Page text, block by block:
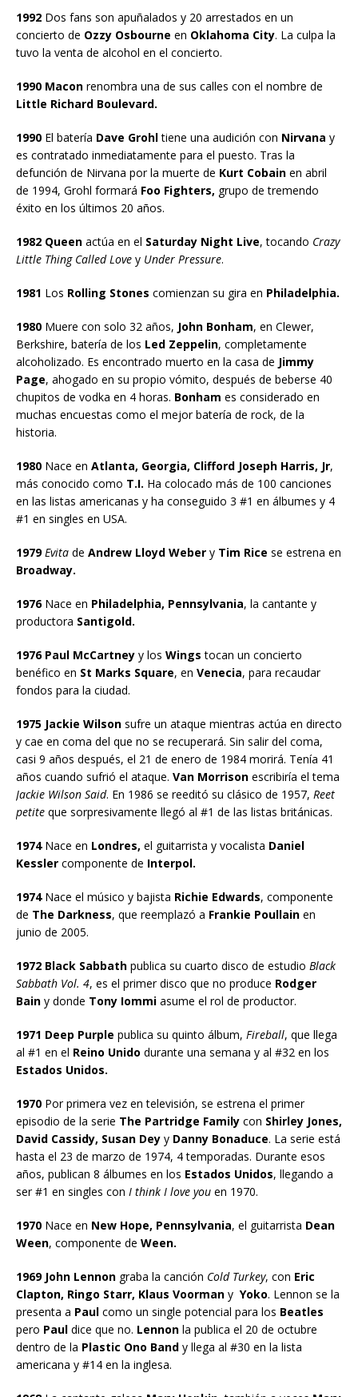
1992 Dos fans son apuñalados y 20 arrestados en un
concierto de Ozzy Osbourne en Oklahoma City. La culpa la
tuvo la venta de alcohol en el concierto.
1990 Macon renombra una de sus calles con el nombre de
Little Richard Boulevard.
1990 El batería Dave Grohltiene una audición con Nirvana y
es contratado inmediatamente para el puesto. Tras la
defunción de Nirvana por la muerte de Kurt Cobain en abril
de 1994, Grohl formará Foo Fighters, grupo de tremendo
éxito en los últimos 20 años.
1982 Queen actúa en el Saturday Night Live, tocando Crazy
Little Thing Called Love y Under Pressure.
1981 Los Rolling Stones comienzan su gira en Philadelphia.
1980 Muere con solo 32 años, John Bonham, en Clewer,
Berkshire, batería de los Led Zeppelin, completamente
alcoholizado. Es encontrado muerto en la casa de Jimmy
Page, ahogado en su propio vómito, después de beberse 40
chupitos de vodka en 4 horas. Bonham es considerado en
muchas encuestas como el mejor batería de rock, de la
historia.
1980 Nace en Atlanta, Georgia, Clifford Joseph Harris, Jr,
más conocido como T.I. Ha colocado más de 100 canciones
en las listas americanas y ha conseguido 3 #1 en álbumes y 4
#1 en singles en USA.
1979Evita de Andrew Lloyd Weber y Tim Rice se estrena en
Broadway.
1976Nace en Philadelphia, Pennsylvania, la cantante y
productora Santigold.
1976 Paul McCartney y los Wings tocan un concierto
benéfico en St Marks Square, en Venecia, para recaudar
fondos para la ciudad.
1975 Jackie Wilson sufre un ataque mientras actúa en directo
y cae en coma del que no se recuperará. Sin salir del coma,
casi 9 años después, el 21 de enero de 1984 morirá. Tenía 41
años cuando sufrió el ataque. Van Morrison escribiría el tema
Jackie Wilson Said. En 1986 se reeditó su clásico de 1957, Reet
petite que sorpresivamente llegó al #1 de las listas británicas.
1974Nace en Londres, el guitarrista y vocalista Daniel
Kessler componente de Interpol.
1974Nace el músico y bajista Richie Edwards, componente
de The Darkness, que reemplazó a Frankie Poullain en
junio de 2005.
1972 Black Sabbath publica su cuarto disco de estudio Black
Sabbath Vol. 4, es el primer disco que no produce Rodger
Bain y donde Tony Iommi asume el rol de productor.
1971 Deep Purple publica su quinto álbum, Fireball, que llega
al #1 en el Reino Unido durante una semana y al #32 en los
Estados Unidos.
1970 Por primera vez en televisión, se estrena el primer
episodio de la serie The Partridge Family con Shirley Jones,
David Cassidy, Susan Dey y Danny Bonaduce. La serie está
hasta el 23 de marzo de 1974, 4 temporadas. Durante esos
años, publican 8 álbumes en los Estados Unidos, llegando a
ser #1 en singles con I think I love you en 1970.
1970 Nace en New Hope, Pennsylvania, el guitarrista Dean
Ween, componente de Ween.
1969 John Lennon graba la canción Cold Turkey, con Eric
Clapton, Ringo Starr, Klaus Voorman y Yoko. Lennon se la
presenta a Paul como un single potencial para los Beatles
pero Paul dice que no. Lennon la publica el 20 de octubre
dentro de la Plastic Ono Band y llega al #30 en la lista
americana y #14 en la inglesa.